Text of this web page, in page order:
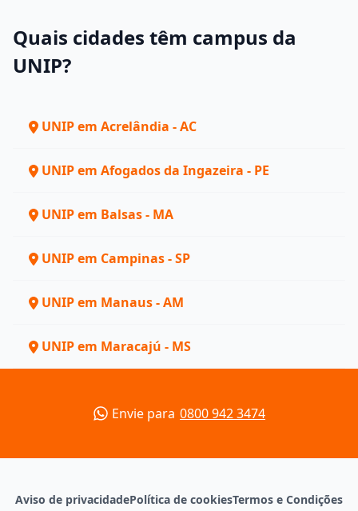
Quais cidades têm campus da
UNIP?
UNIP em Acrelândia - AC
UNIP em Afogados da Ingazeira - PE
UNIP em Balsas - MA
UNIP em Campinas - SP
UNIP em Manaus - AM
UNIP em Maracajú - MS
Envie para 0800 942 3474
Aviso de privacidadePolítica de cookiesTermos e Condições